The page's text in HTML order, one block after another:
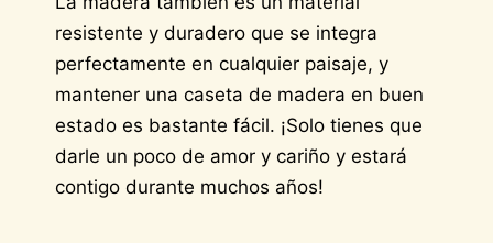
resistente y duradero que se integra
perfectamente en cualquier paisaje, y
mantener una caseta de madera en buen
estado es bastante fácil. ¡Solo tienes que
darle un poco de amor y cariño y estará
contigo durante muchos años!